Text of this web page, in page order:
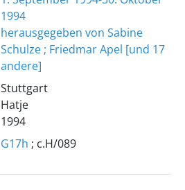
1994
herausgegeben von Sabine
Schulze ; Friedmar Apel [und 17
andere]
Stuttgart
Hatje
1994
G17h ; c.H/089